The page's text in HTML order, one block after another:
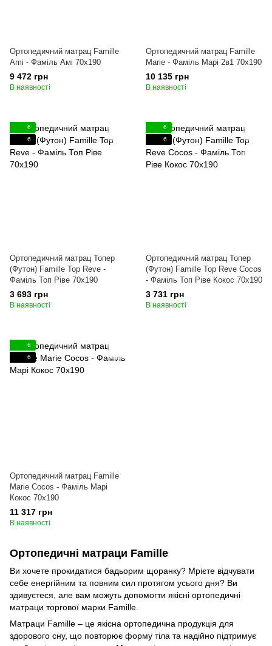
Ортопедичний матрац Famille
Ami - Фаміль Амі 70x190
9 472 грн
В наявності
Ортопедичний матрац Famille
Marie - Фаміль Марі 2в1 70x190
10 135 грн
В наявності
6
6
Ортопедичний матрац Топер
(Футон) Famille Top Reve -
Фаміль Топ Ріве 70x190
3 693 грн
В наявності
6
6
Ортопедичний матрац Топер
(Футон) Famille Top Reve Cocos
- Фаміль Топ Ріве Кокос 70x190
3 731 грн
В наявності
6
6
Ортопедичний матрац Famille
Marie Cocos - Фаміль Марі
Кокос 70x190
11 317 грн
В наявності
Ортопедичні матраци Famille
Ви хочете прокидатися бадьорим щоранку? Мрієте відчувати
себе енергійним та повним сил протягом усього дня? Ви
здивуєтеся, але вам можуть допомогти якісні ортопедичні
матраци торгової марки Famille.
Матраци Famille – це якісна ортопедична продукція для
здорового сну, що повторює форму тіла та надійно підтримує